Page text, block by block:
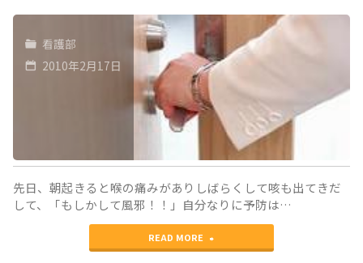
看護部
2010年2月17日
先日、朝起きると喉の痛みがありしばらくして咳も出てきだ
して、「もしかして風邪！！」自分なりに予防は…
READ MORE
"自